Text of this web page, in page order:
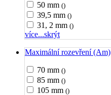
50 mm ()
39,5 mm ()
31, 2 mm ()
více...skrýt
Maximální rozevření (Am)
70 mm ()
85 mm ()
105 mm ()